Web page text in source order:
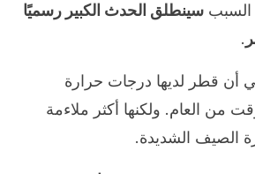
السبب سينطلق الحدث الكبير رسميًا
.
أن قطر لديها درجات حرارة
من العام. ولكنها أكثر ملاءمة
الصيف الشديدة.